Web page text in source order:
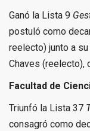
Ganó la Lista 9
postuló como
reelecto) junto a
Chaves (reelecto),
Facultad de
Triunfó la Lista 37
consagró como